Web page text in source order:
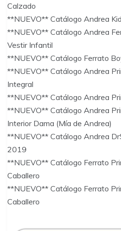
Calzado
**NUEVO** Catálogo Andrea
**NUEVO** Catálogo Andrea
Vestir Infantil
**NUEVO** Catálogo Ferrato
**NUEVO** Catálogo Andrea
Integral
**NUEVO** Catálogo Andrea
**NUEVO** Catálogo Andrea
Interior Dama (Mía de Andrea)
**NUEVO** Catálogo Andrea
2019
**NUEVO** Catálogo Ferrato
Caballero
**NUEVO** Catálogo Ferrato
Caballero